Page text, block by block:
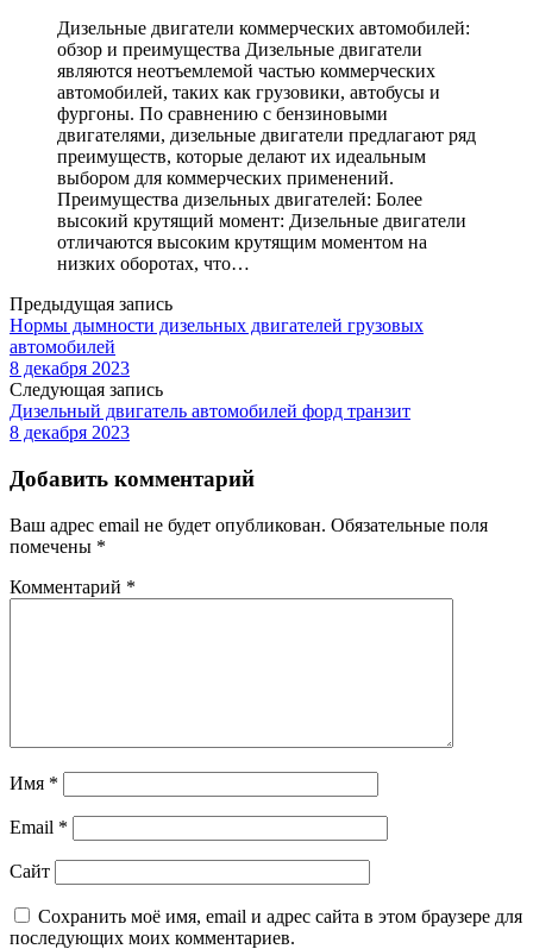
Дизельные двигатели коммерческих автомобилей:
обзор и преимущества Дизельные двигатели
являются неотъемлемой частью коммерческих
автомобилей, таких как грузовики, автобусы и
фургоны. По сравнению с бензиновыми
двигателями, дизельные двигатели предлагают ряд
преимуществ, которые делают их идеальным
выбором для коммерческих применений.
Преимущества дизельных двигателей: Более
высокий крутящий момент: Дизельные двигатели
отличаются высоким крутящим моментом на
низких оборотах, что…
Предыдущая запись
Нормы дымности дизельных двигателей грузовых
автомобилей
8 декабря 2023
Следующая запись
Дизельный двигатель автомобилей форд транзит
8 декабря 2023
Добавить комментарий
Ваш адрес email не будет опубликован. Обязательные поля
помечены *
Комментарий *
Имя *
Email *
Сайт
Сохранить моё имя, email и адрес сайта в этом браузере для
последующих моих комментариев.